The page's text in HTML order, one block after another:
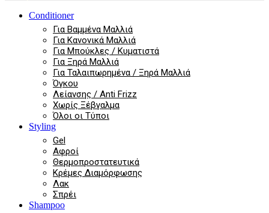
Conditioner
Για Βαμμένα Μαλλιά
Για Κανονικά Μαλλιά
Για Μπούκλες / Κυματιστά
Για Ξηρά Μαλλιά
Για Ταλαιπωρημένα / Ξηρά Μαλλιά
Όγκου
Λείανσης / Anti Frizz
Χωρίς Ξέβγαλμα
Όλοι οι Τύποι
Styling
Gel
Αφροί
Θερμοπροστατευτικά
Κρέμες Διαμόρφωσης
Λακ
Σπρέι
Shampoo